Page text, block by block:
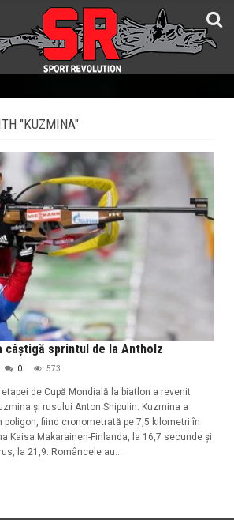
"KUZMINA"
câștigă sprintul de la Antholz
0 573
de Cupă Mondială la biatlon a revenit
și rusului Anton Shipulin. Kuzmina a
fiind cronometrată pe 7,5 kilometri în
Kaisa Makarainen-Finlanda, la 16,7 secunde și
la 21,9. Româncele au...